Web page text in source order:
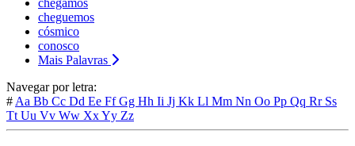
chegamos
cheguemos
cósmico
conosco
Mais Palavras
Navegar por letra:
# Aa Bb Cc Dd Ee FfGg Hh Ii Jj Kk Ll Mm Nn Oo Pp Qq Rr Ss
Tt Uu Vv Ww XxYy Zz